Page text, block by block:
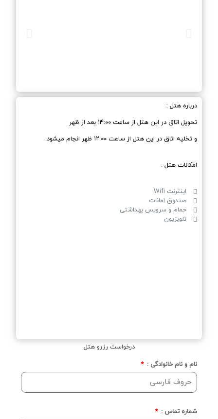
درباره هتل :
تحویل اتاق در این هتل از ساعت ۱۴:۰۰ بعد از ظهر
و تخلیه اتاق در این هتل از ساعت ۱۲:۰۰ ظهر انجام میشود.
امکانات هتل :
اینترنت Wifi
صندوق امانات
حمام و سرویس بهداشتی
تلویزیون
درخواست رزرو هتل
نام و نام خانوادگی :
شماره تماس :